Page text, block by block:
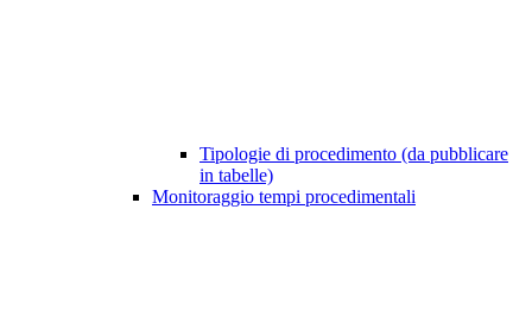
Tipologie di procedimento (da pubblicare
in tabelle)
Monitoraggio tempi procedimentali